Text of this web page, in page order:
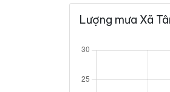
Lượng mưa Xã